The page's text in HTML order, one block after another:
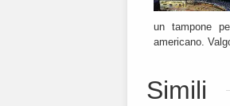
un tampone
americano.
Simili